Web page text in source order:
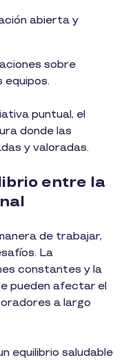
abierta y
sobre
equipos.
puntual, el
donde las
y valoradas.
entre la
de trabajar,
La
constantes y la
pueden afectar el
a largo
equilibrio saludable